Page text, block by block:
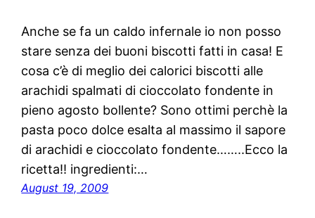
Anche se fa un caldo infernale io non posso
stare senza dei buoni biscotti fatti in casa! E
cosa c’è di meglio dei calorici biscotti alle
arachidi spalmati di cioccolato fondente in
pieno agosto bollente? Sono ottimi perchè la
pasta poco dolce esalta al massimo il sapore
di arachidi e cioccolato fondente……..Ecco la
ricetta!! ingredienti:…
August 19, 2009